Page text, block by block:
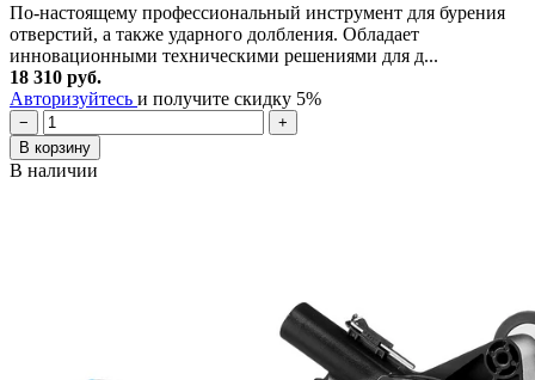
По-настоящему профессиональный инструмент для бурения
отверстий, а также ударного долбления. Обладает
инновационными техническими решениями для д...
18 310 руб.
Авторизуйтесь и получите скидку 5%
−
+
В корзину
В наличии